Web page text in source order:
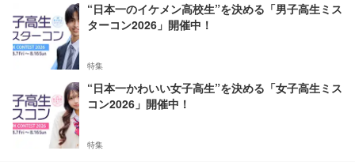
“日本一のイケメン高校生”を決める「男子高生ミス
ターコン2026」開催中！
特集
“日本一かわいい女子高生”を決める「女子高生ミス
コン2026」開催中！
特集